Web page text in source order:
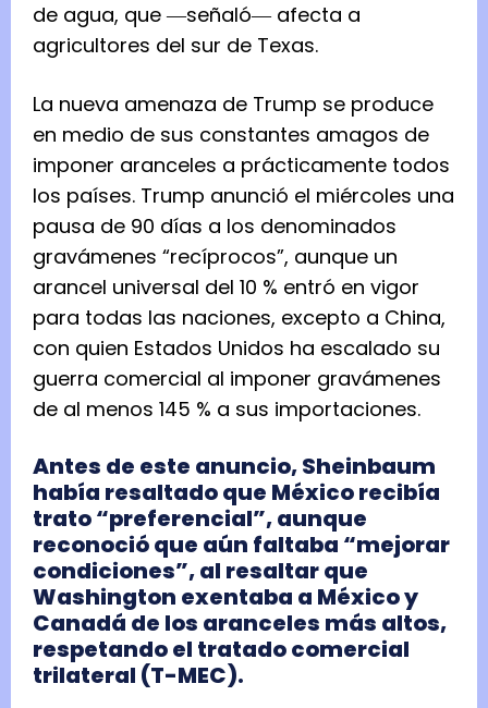
de agua, que ―señaló― afecta a
agricultores del sur de Texas.
La nueva amenaza de Trump se produce
en medio de sus constantes amagos de
imponer aranceles a prácticamente todos
los países. Trump anunció el miércoles una
pausa de 90 días a los denominados
gravámenes “recíprocos”, aunque un
arancel universal del 10 % entró en vigor
para todas las naciones, excepto a China,
con quien Estados Unidos ha escalado su
guerra comercial al imponer gravámenes
de al menos 145 % a sus importaciones.
Antes de este anuncio, Sheinbaum
había resaltado que México recibía
trato “preferencial”, aunque
reconoció que aún faltaba “mejorar
condiciones”, al resaltar que
Washington exentaba a México y
Canadá de los aranceles más altos,
respetando el tratado comercial
trilateral (T-MEC).